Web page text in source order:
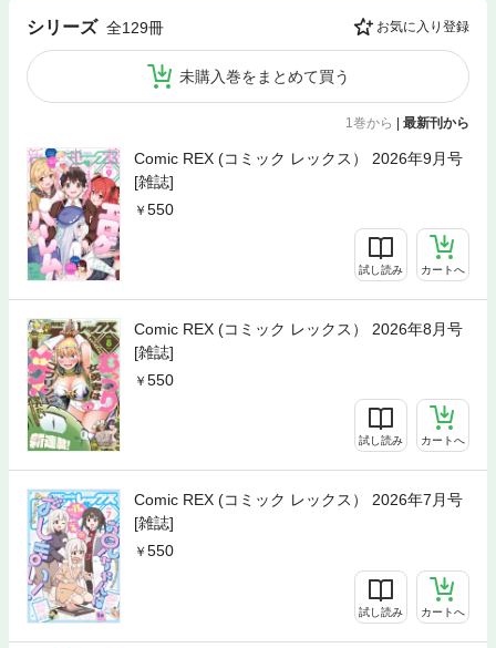
シリーズ 全129冊 お気に入り登録
未購入巻をまとめて買う
1巻から | 最新刊から
Comic REX (コミック レックス） 2026年9月号
[雑誌]
550
試し読み カートへ
Comic REX (コミック レックス） 2026年8月号
[雑誌]
550
試し読み カートへ
Comic REX (コミック レックス） 2026年7月号
[雑誌]
550
試し読み カートへ